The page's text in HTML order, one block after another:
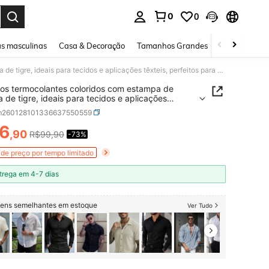
0 0
masculinas Casa & Decoração Tamanhos Grandes Joias e
Adesivos termocolantes coloridos com estampa de cabeça de tigre, ideais para tecidos e aplicações têxteis, perfeitos para confecção de roupas, camisetas e decoração de almofadas.
termocolantes coloridos com estampa de
de tigre, ideais para tecidos e aplicações
perfeitos para confecção de roupas, camisetas
de almofadas.
AND AVAILABILITY
,90 R$99,90 -73%
preço por tempo limitado
em 4-7 dias
semelhantes em estoque Ver Tudo